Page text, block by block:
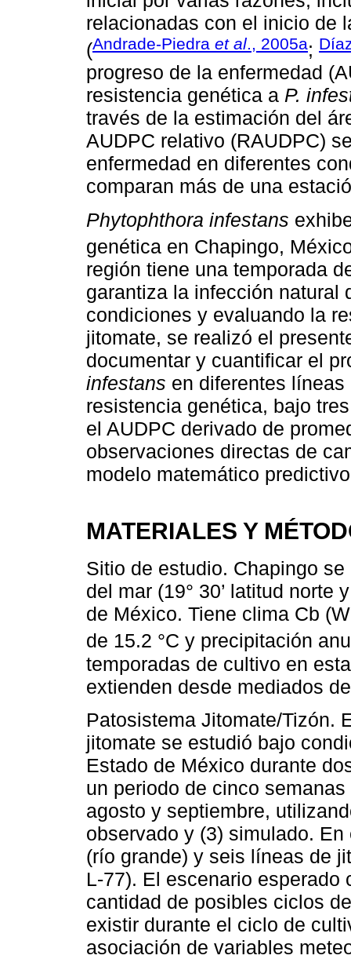
relacionadas con el inicio de
(Andrade-Piedra et al., 2005a;
progreso de la enfermedad
resistencia genética a P.
través de la estimación del
AUDPC relativo (RAUDPC)
enfermedad en diferentes
comparan más de una
Phytophthora infestans
genética en Chapingo,
región tiene una temporada
garantiza la infección natural
condiciones y evaluando la
jitomate, se realizó el
documentar y cuantificar el
infestans en diferentes
resistencia genética, bajo
el AUDPC derivado de
observaciones directas de
modelo matemático
MATERIALES Y
Sitio de estudio. Chapingo
del mar (19° 30’ latitud norte
de México. Tiene clima Cb
de 15.2 °C y precipitación
temporadas de cultivo en
extienden desde mediados
Patosistema Jitomate/Tizón.
jitomate se estudió bajo
Estado de México durante
un periodo de cinco
agosto y septiembre,
observado y (3) simulado.
(río grande) y seis líneas de
L-77). El escenario
cantidad de posibles ciclos
existir durante el ciclo de
asociación de variables